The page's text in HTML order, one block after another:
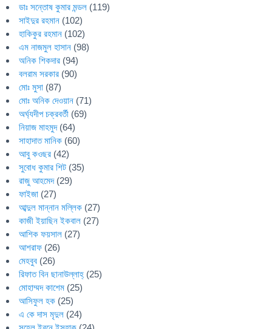
ডাঃ সন্তোষ কুমার মন্ডল (119)
সাইদুর রহমান (102)
হাকিকুর রহমান (102)
এম নাজমুল হাসান (98)
অনিক শিকদার (94)
বলরাম সরকার (90)
মোঃ মুসা (87)
মোঃ অনিক দেওয়ান (71)
অর্ঘ্যদীপ চক্রবর্তী (69)
নিয়াজ মাহমুদ(64)
সাহাদাত মানিক (60)
আবু কওছর (42)
সুবোধ কুমার শিট (35)
রাজু আহমেদ(29)
ফাইজা (27)
আব্দুল মান্নান মল্লিক (27)
কাজী ইয়াছিন ইকবাল (27)
আশিক ফয়সাল (27)
আশরাফ (26)
মেহবুব (26)
রিফাত বিন ছানাউল্লাহ্ (25)
মোহাম্মদ কাশেম (25)
আসিফুল হক (25)
এ কে দাস মৃদুল (24)